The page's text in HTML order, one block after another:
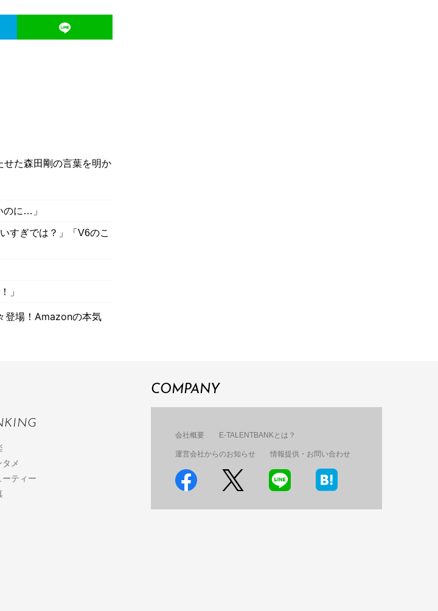
せた森田剛の言葉を明か
のに…」
すぎでは？」「V6のこ
」
登場！Amazonの本気
タメ
ーティー
COMPANY
会社概要 E-TALENTBANKとは？
運営会社からのお知らせ 情報提供・お問い合わせ